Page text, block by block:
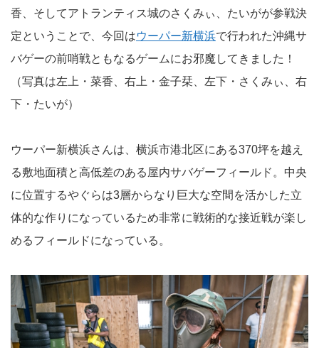
香、そしてアトランティス城のさくみぃ、たいがが参戦決
定ということで、今回はウーパー新横浜で行われた沖縄サ
バゲーの前哨戦ともなるゲームにお邪魔してきました！
（写真は左上・菜香、右上・金子栞、左下・さくみぃ、右
下・たいが）
ウーパー新横浜さんは、横浜市港北区にある370坪を越え
る敷地面積と高低差のある屋内サバゲーフィールド。中央
に位置するやぐらは3層からなり巨大な空間を活かした立
体的な作りになっているため非常に戦術的な接近戦が楽し
めるフィールドになっている。